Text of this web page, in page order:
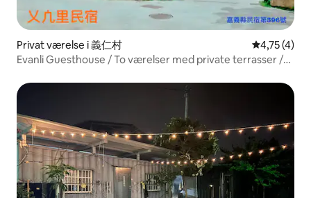
Privat værelse i 義仁村 4,75 ud af
4,75 (4)
Evanli Guesthouse / To værelser med private terrasser /